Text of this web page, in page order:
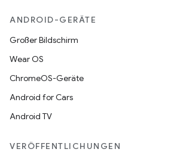
ANDROID-GERÄTE
Großer Bildschirm
Wear OS
ChromeOS-Geräte
Android for Cars
Android TV
VERÖFFENTLICHUNGEN